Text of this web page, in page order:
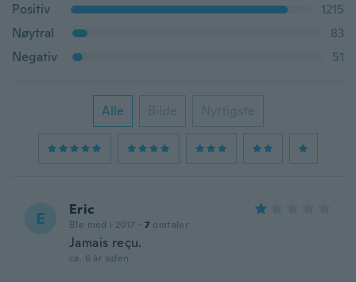
Positiv
1215
Nøytral
83
Negativ
51
Alle Bilde Nyttigste
E Eric
Ble med i 2017 · 7 omtaler
Jamais reçu.
ca. 6 år siden